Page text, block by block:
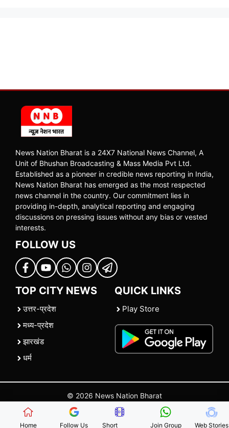
News Nation Bharat is a 24X7 National News Channel, A
Unit of Bhushan Broadcasting & Mass Media Pvt Ltd.
Established as a pioneer in credible news reporting in India,
News Nation Bharat has emerged as the most respected
news channel in the country. Our commitment lies in
providing in-depth, analytical reporting and engaging
discussions on pressing issues without any bias or vested
interests.
FOLLOW US
TOP CITY NEWS
उत्तर-प्रदेश
मध्य-प्रदेश
झारखंड
धर्म
QUICK LINKS
Play Store
© 2026 News Nation Bharat
| |Contact Us |Policies Terms and Conditions
Home Follow Us Short Join Group Web Stories